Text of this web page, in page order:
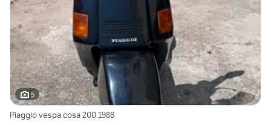
5
Piaggio vespa cosa 200 1988